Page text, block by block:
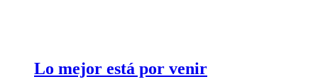
Lo mejor está por venir